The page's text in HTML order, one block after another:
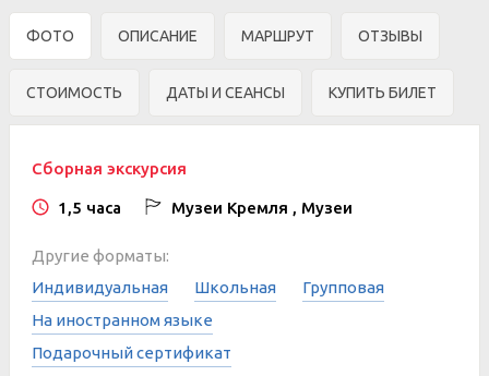
ФОТО ОПИСАНИЕ МАРШРУТ ОТЗЫВЫ
СТОИМОСТЬ ДАТЫ И СЕАНСЫ КУПИТЬ БИЛЕТ
Сборная экскурсия
1,5 часа Музеи Кремля , Музеи
Другие форматы:
Индивидуальная
Школьная
Групповая
На иностранном языке
Подарочный сертификат